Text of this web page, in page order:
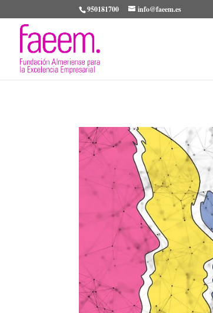
950181700 info@faeem.es